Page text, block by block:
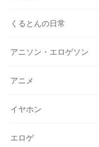
くるとんの日常
アニソン・エロゲソン
アニメ
イヤホン
エロゲ